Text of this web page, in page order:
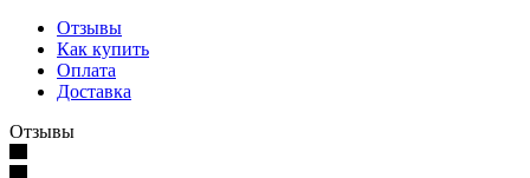
Отзывы
Как купить
Оплата
Доставка
Отзывы